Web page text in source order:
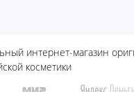
интернет-магазин
косметики